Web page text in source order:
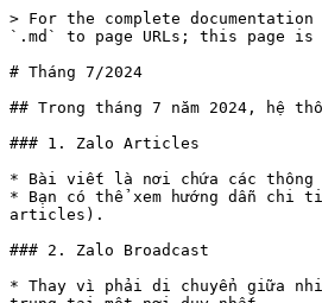
> For the complete
`.md` to page URLs; this page is
# Tháng 7/2024
## Trong tháng 7 năm 2024, hệ
### 1. Zalo Articles
* Bài viết là nơi chứa các thông
* Bạn có thể xem hướng dẫn
articles).
### 2. Zalo Broadcast
* Thay vì phải di chuyển giữa